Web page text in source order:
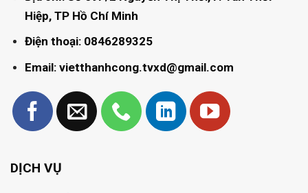
Hiệp, TP Hồ Chí Minh
Điện thoại: 0846289325
Email: vietthanhcong.tvxd@gmail.com
DỊCH VỤ